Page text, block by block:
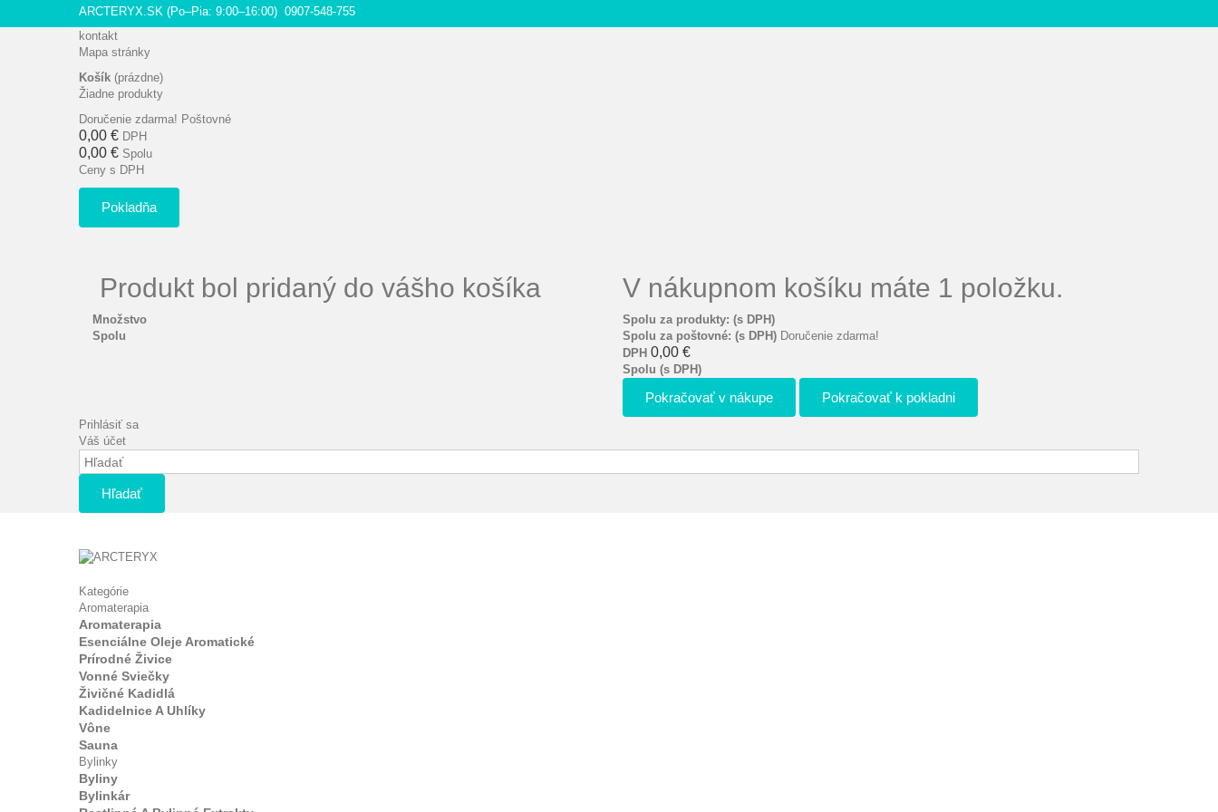
ARCTERYX.SK (Po–Pia: 9:00–16:00) 0907-548-755
kontakt
Mapa stránky
Košík (prázdne)
Žiadne produkty
Doručenie zdarma! Poštovné
0,00 € DPH
0,00 € Spolu
Ceny s DPH
Pokladňa
Produkt bol pridaný do vášho košíka
Množstvo
Spolu
V nákupnom košíku máte 1 položku.
Spolu za produkty: (s DPH)
Spolu za poštovné: (s DPH) Doručenie zdarma!
DPH 0,00 €
Spolu (s DPH)
Pokračovať v nákupe Pokračovať k pokladni
Prihlásiť sa
Váš účet
Hľadať
Kategórie
Aromaterapia
Aromaterapia
Esenciálne Oleje Aromatické
Prírodné Živice
Vonné Sviečky
Živičné Kadidlá
Kadidelnice A Uhlíky
Vône
Sauna
Bylinky
Byliny
Bylinkár